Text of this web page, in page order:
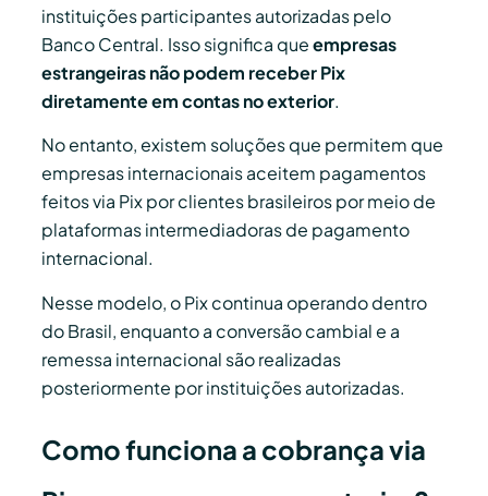
instituições participantes autorizadas pelo
Banco Central. Isso significa queempresas
estrangeiras não podem receber Pix
diretamente em contas no exterior.
No entanto, existem soluções que permitem que
empresas internacionais aceitem pagamentos
feitos via Pix por clientes brasileiros por meio de
plataformas intermediadoras de pagamento
internacional.
Nesse modelo, o Pix continua operando dentro
do Brasil, enquanto a conversão cambial e a
remessa internacional são realizadas
posteriormente por instituições autorizadas.
Como funciona a cobrança via